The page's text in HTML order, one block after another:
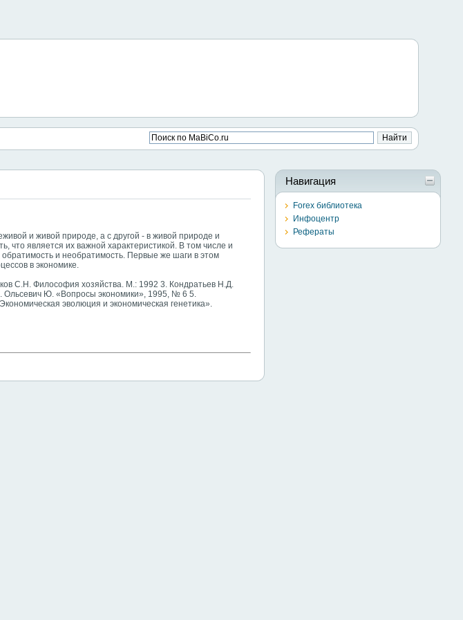
и живой природе, а с другой - в живой природе и
является их важной характеристикой. В том числе и
и необратимость. Первые же шаги в этом
в экономике.
С.Н. Философия хозяйства. М.: 1992 3. Кондратьев Н.Д.
Ольсевич Ю. «Вопросы экономики», 1995, № 6 5.
эволюция и экономическая генетика».
Навигация
Forex библиотека
Инфоцентр
Рефераты